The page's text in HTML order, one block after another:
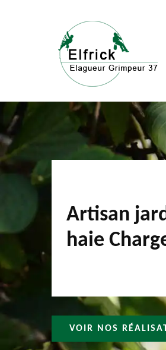
Artisan
haie
VOIR NOS